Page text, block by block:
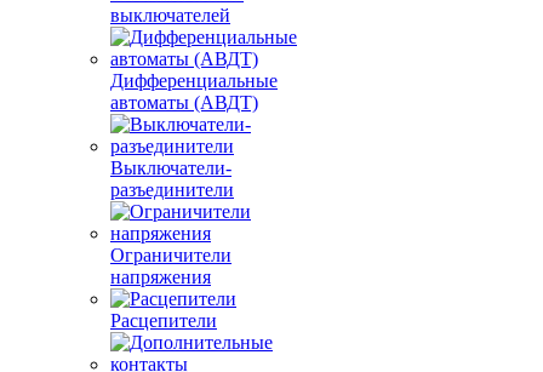
выключателей
Дифференциальные
автоматы (АВДТ)
Выключатели-
разъединители
Ограничители
напряжения
Расцепители